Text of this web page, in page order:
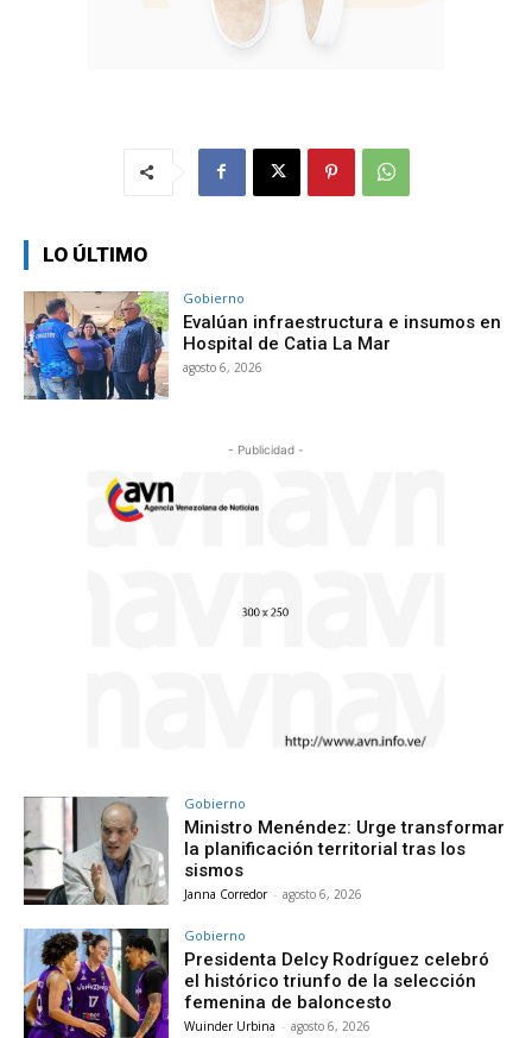
LO ÚLTIMO
Gobierno
Evalúan infraestructura e insumos en
Hospital de Catia La Mar
agosto 6, 2026
- Publicidad -
Gobierno
Ministro Menéndez: Urge transformar
la planificación territorial tras los
sismos
Janna Corredor - agosto 6, 2026
Gobierno
Presidenta Delcy Rodríguez celebró
el histórico triunfo de la selección
femenina de baloncesto
Wuinder Urbina - agosto 6, 2026